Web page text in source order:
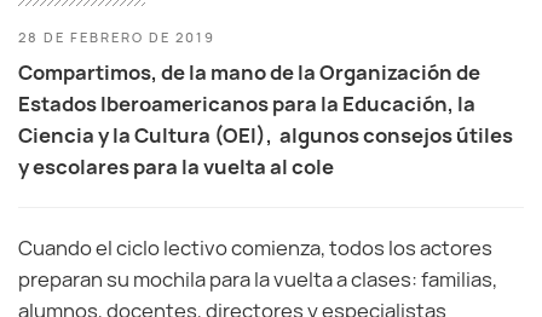
28 DE FEBRERO DE 2019
Compartimos, de la mano de la Organización de
Estados Iberoamericanos para la Educación, la
Ciencia y la Cultura (OEI), algunos consejos útiles
y escolares para la vuelta al cole
Cuando el ciclo lectivo comienza, todos los actores
preparan su mochila para la vuelta a clases: familias,
alumnos, docentes, directores y especialistas